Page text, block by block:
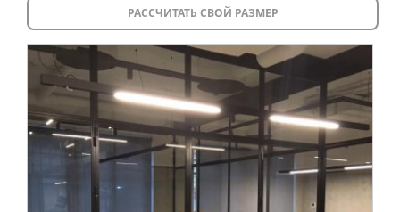
Торговые перегородкиРАССЧИТАТЬ СВОЙ РАЗМЕР